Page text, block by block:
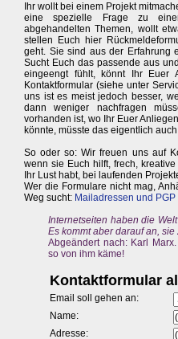
Ihr wollt bei einem Projekt
eine spezielle Frage zu
abgehandelten Themen, wollt
stellen Euch hier
geht. Sie sind aus der Erfahrung
Sucht Euch das passende aus
eingeengt fühlt, könnt Ihr Euer
Kontaktformular (siehe unter
uns ist es meist jedoch besser,
dann weniger nachfragen
vorhanden ist, wo Ihr Euer
könnte, müsste das eigentlich
So oder so: Wir freuen uns auf
wenn sie Euch hilft, frech,
Ihr Lust habt, bei laufenden
Wer die Formulare nicht mag,
Weg sucht: Mailadressen und PGP
Internetseiten haben die
Es kommt aber darauf an, sie
Abgeändert nach: Karl
so von ihm käme!